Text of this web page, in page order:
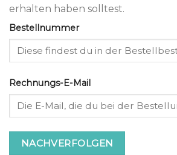
erhalten haben solltest.
Bestellnummer
Rechnungs-E-Mail
NACHVERFOLGEN